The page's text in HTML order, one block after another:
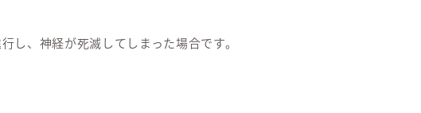
し、神経が死滅してしまった場合です。